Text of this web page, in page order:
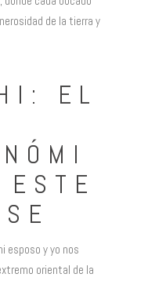
de la tierra y
EL
esposo y yo nos
oriental de la